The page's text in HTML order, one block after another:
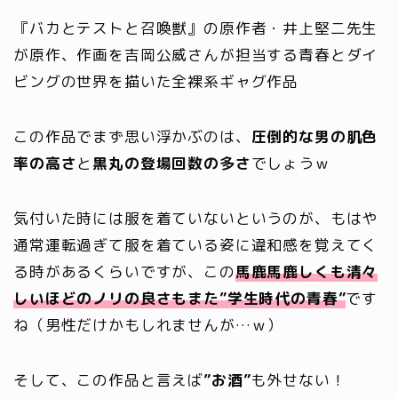
『バカとテストと召喚獣』の原作者・井上堅二先生
が原作、作画を吉岡公威さんが担当する青春とダイ
ビングの世界を描いた全裸系ギャグ作品
この作品でまず思い浮かぶのは、 圧倒的な男の肌色
率の高さと 黒丸の登場回数の多さでしょうｗ
気付いた時には服を着ていないというのが、もはや
通常運転過ぎて服を着ている姿に違和感を覚えてく
る時があるくらいですが、この馬鹿馬鹿しくも清々
しいほどのノリの良さもまた”学生時代の青春”です
ね（男性だけかもしれませんが…ｗ）
そして、この作品と言えば”お酒”も外せない！